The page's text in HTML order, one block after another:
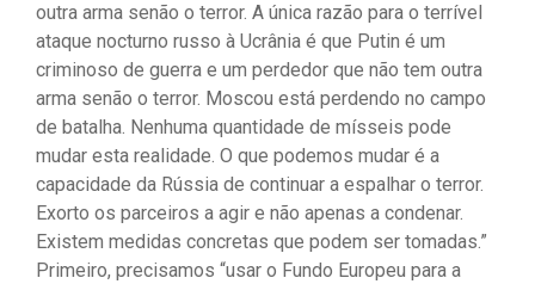
outra arma senão o terror. A única razão para o terrível
ataque nocturno russo à Ucrânia é que Putin é um
criminoso de guerra e um perdedor que não tem outra
arma senão o terror. Moscou está perdendo no campo
de batalha. Nenhuma quantidade de mísseis pode
mudar esta realidade. O que podemos mudar é a
capacidade da Rússia de continuar a espalhar o terror.
Exorto os parceiros a agir e não apenas a condenar.
Existem medidas concretas que podem ser tomadas.”
Primeiro, precisamos “usar o Fundo Europeu para a